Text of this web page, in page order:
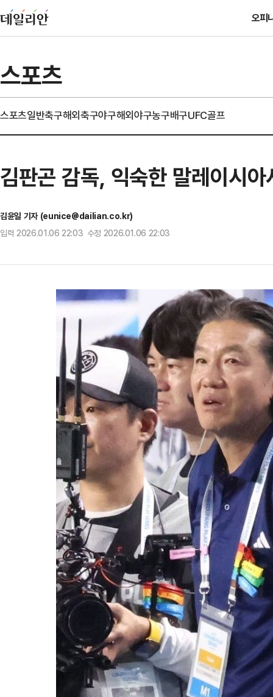
오피
스포츠
스포츠일반축구해외축구야구해외야구농구배구UFC골프
김판곤 감독, 익숙한 말레이시
김윤일 기자 (eunice@dailian.co.kr)
입력 2026.01.06 22:03 수정 2026.01.06 22:03